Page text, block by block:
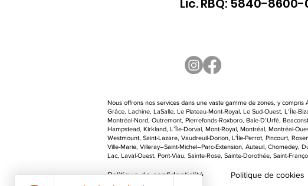
Nous offrons nos services dans une vaste gamme de zones, y
Grâce, Lachine, LaSalle, Le Plateau-Mont-Royal, Le Sud-Ouest, L’Île-
Montréal-Nord, Outremont, Pierrefonds-Roxboro, Baie-D’Urfé,
Hampstead, Kirkland, L’Île-Dorval, Mont-Royal, Montréal, Montréal-
Westmount, Saint-Lazare, Vaudreuil-Dorion, L'Île-Perrot, Pincourt,
Ville-Marie, Villeray–Saint-Michel–Parc-Extension, Auteuil, Chomedey,
Lac, Laval-Ouest, Pont-Viau, Sainte-Rose, Sainte-Dorothée, Saint-
Politique de confidentialité Politique de cookies